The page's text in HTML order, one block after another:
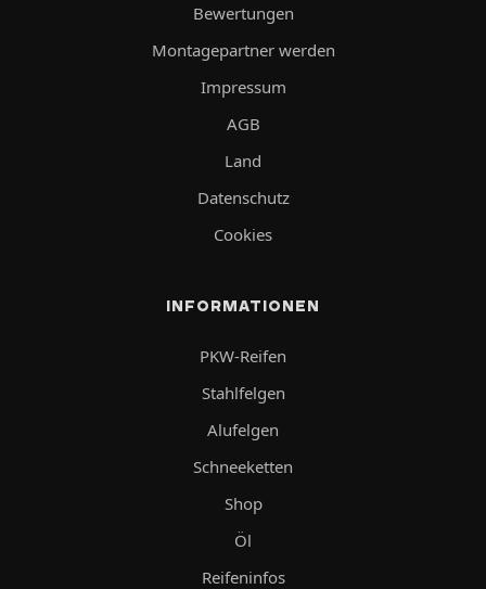
Bewertungen
Montagepartner werden
Impressum
AGB
Land
Datenschutz
Cookies
INFORMATIONEN
PKW-Reifen
Stahlfelgen
Alufelgen
Schneeketten
Shop
Öl
Reifeninfos